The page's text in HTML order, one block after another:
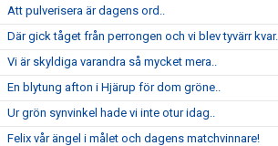
Att pulverisera är dagens ord..
Där gick tåget från perrongen och vi blev tyvärr kvar..
Vi är skyldiga varandra så mycket mera..
En blytung afton i Hjärup för dom gröne..
Ur grön synvinkel hade vi inte otur idag..
Felix vår ängel i målet och dagens matchvinnare!